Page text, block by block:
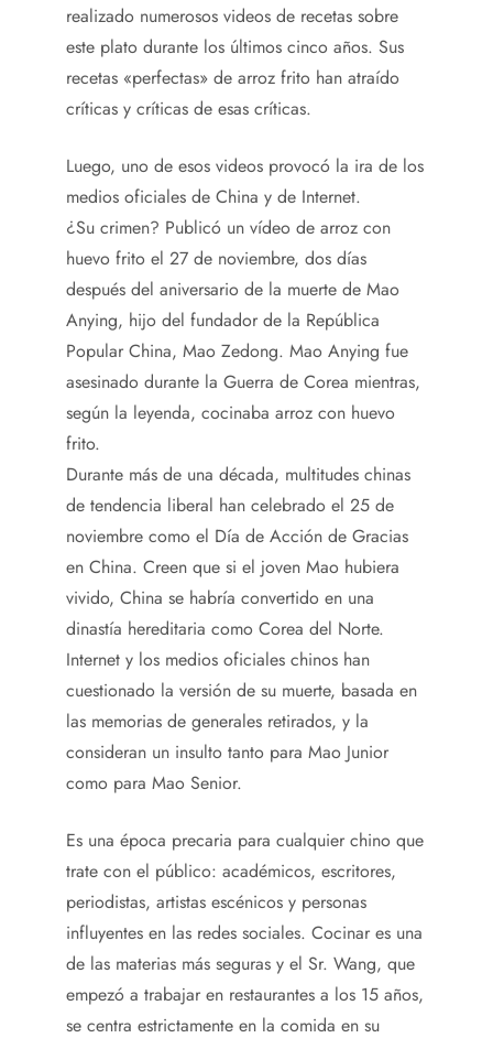
realizado numerosos videos de recetas sobre
este plato durante los últimos cinco años. Sus
recetas «perfectas» de arroz frito han atraído
críticas y críticas de esas críticas.
Luego, uno de esos videos provocó la ira de los
medios oficiales de China y de Internet.
¿Su crimen? Publicó un vídeo de arroz con
huevo frito el 27 de noviembre, dos días
después del aniversario de la muerte de Mao
Anying, hijo del fundador de la República
Popular China, Mao Zedong. Mao Anying fue
asesinado durante la Guerra de Corea mientras,
según la leyenda, cocinaba arroz con huevo
frito.
Durante más de una década, multitudes chinas
de tendencia liberal han celebrado el 25 de
noviembre como el Día de Acción de Gracias
en China. Creen que si el joven Mao hubiera
vivido, China se habría convertido en una
dinastía hereditaria como Corea del Norte.
Internet y los medios oficiales chinos han
cuestionado la versión de su muerte, basada en
las memorias de generales retirados, y la
consideran un insulto tanto para Mao Junior
como para Mao Senior.
Es una época precaria para cualquier chino que
trate con el público: académicos, escritores,
periodistas, artistas escénicos y personas
influyentes en las redes sociales. Cocinar es una
de las materias más seguras y el Sr. Wang, que
empezó a trabajar en restaurantes a los 15 años,
se centra estrictamente en la comida en su